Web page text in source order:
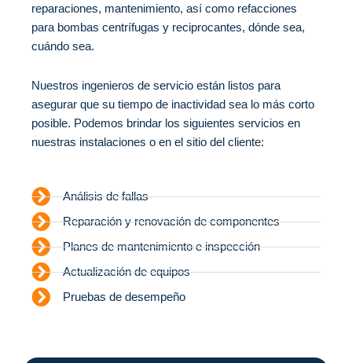
reparaciones, mantenimiento, así como refacciones
para bombas centrífugas y reciprocantes, dónde sea,
cuándo sea.
Nuestros ingenieros de servicio están listos para
asegurar que su tiempo de inactividad sea lo más corto
posible. Podemos brindar los siguientes servicios en
nuestras instalaciones o en el sitio del cliente:
Análisis de fallas
Reparación y renovación de componentes
Planes de mantenimiento e inspección
Actualización de equipos
Pruebas de desempeño